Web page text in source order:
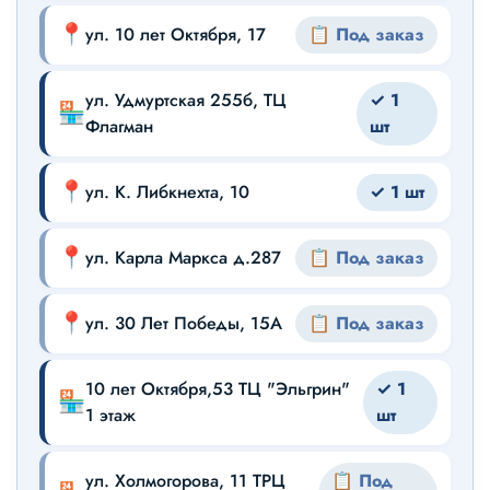
📍 ул. 10 лет Октября, 17 📋 Под заказ
🏪ул. Удмуртская 255б, ТЦ
Флагман
✓ 1
шт
📍 ул. К. Либкнехта, 10 ✓ 1 шт
📍 ул. Карла Маркса д.287 📋 Под заказ
📍 ул. 30 Лет Победы, 15А 📋 Под заказ
🏪10 лет Октября,53 ТЦ "Эльгрин"
1 этаж
✓ 1
шт
ул. Холмогорова, 11 ТРЦ 📋 Под